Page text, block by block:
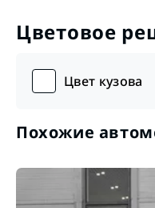
Цветовое
Цвет кузова
Похожие